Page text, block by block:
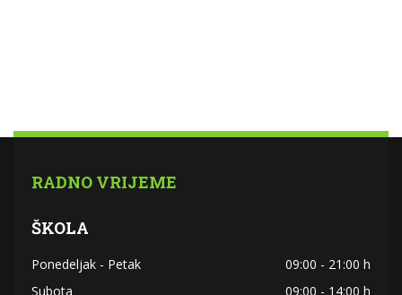
RADNO VRIJEME
ŠKOLA
Ponedeljak - Petak
09:00 - 21:00 h
Subota
09:00 - 14:00 h